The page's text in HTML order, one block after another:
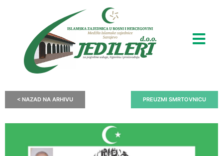
< NAZAD NA ARHIVU PREUZMI SMRTOVNICU